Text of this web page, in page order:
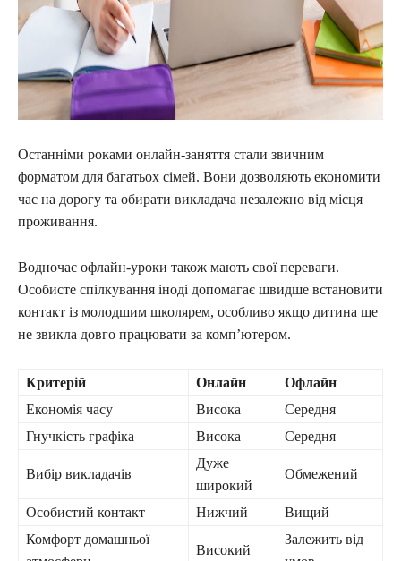
Останніми роками онлайн-заняття стали звичним
форматом для багатьох сімей. Вони дозволяють економити
час на дорогу та обирати викладача незалежно від місця
проживання.
Водночас офлайн-уроки також мають свої переваги.
Особисте спілкування іноді допомагає швидше встановити
контакт із молодшим школярем, особливо якщо дитина ще
не звикла довго працювати за комп’ютером.
Критерій Онлайн
Офлайн
Економія часу
Висока
Середня
Гнучкість графіка
Висока Середня
Вибір викладачів
Дуже
широкий
Обмежений
Особистий контакт Нижчий
Вищий
Комфорт домашньої
Високий
Залежить від